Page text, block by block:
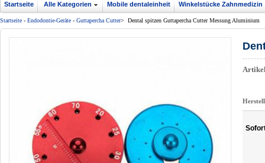
Startseite Alle Kategorien Mobile dentaleinheit Winkelstücke Zahnmedizin
Startseite - Endodontie-Geräte - Guttapercha Cutter> Dental spitzen Guttapercha Cutter Messung Aluminium